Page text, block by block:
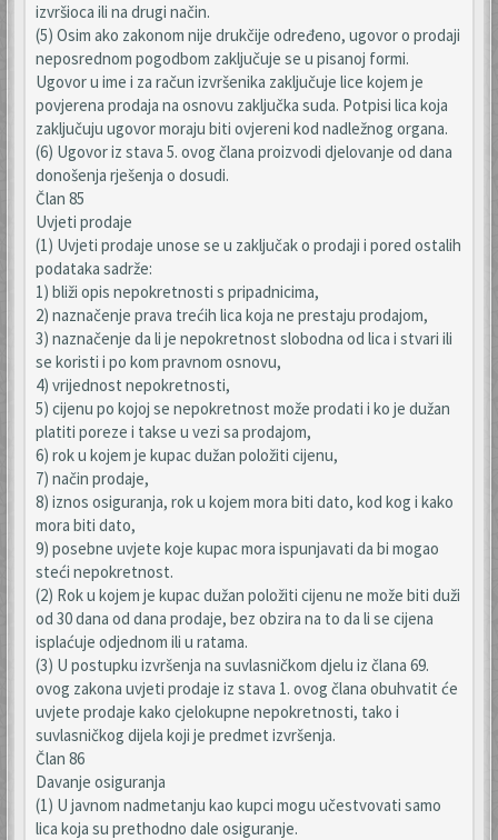
izvršioca ili na drugi način.
(5) Osim ako zakonom nije drukčije određeno, ugovor o prodaji
neposrednom pogodbom zaključuje se u pisanoj formi.
Ugovor u ime i za račun izvršenika zaključuje lice kojem je
povjerena prodaja na osnovu zaključka suda. Potpisi lica koja
zaključuju ugovor moraju biti ovjereni kod nadležnog organa.
(6) Ugovor iz stava 5. ovog člana proizvodi djelovanje od dana
donošenja rješenja o dosudi.
Član 85
Uvjeti prodaje
(1) Uvjeti prodaje unose se u zaključak o prodaji i pored ostalih
podataka sadrže:
1) bliži opis nepokretnosti s pripadnicima,
2) naznačenje prava trećih lica koja ne prestaju prodajom,
3) naznačenje da li je nepokretnost slobodna od lica i stvari ili
se koristi i po kom pravnom osnovu,
4) vrijednost nepokretnosti,
5) cijenu po kojoj se nepokretnost može prodati i ko je dužan
platiti poreze i takse u vezi sa prodajom,
6) rok u kojem je kupac dužan položiti cijenu,
7) način prodaje,
8) iznos osiguranja, rok u kojem mora biti dato, kod kog i kako
mora biti dato,
9) posebne uvjete koje kupac mora ispunjavati da bi mogao
steći nepokretnost.
(2) Rok u kojem je kupac dužan položiti cijenu ne može biti duži
od 30 dana od dana prodaje, bez obzira na to da li se cijena
isplaćuje odjednom ili u ratama.
(3) U postupku izvršenja na suvlasničkom djelu iz člana 69.
ovog zakona uvjeti prodaje iz stava 1. ovog člana obuhvatit će
uvjete prodaje kako cjelokupne nepokretnosti, tako i
suvlasničkog dijela koji je predmet izvršenja.
Član 86
Davanje osiguranja
(1) U javnom nadmetanju kao kupci mogu učestvovati samo
lica koja su prethodno dale osiguranje.